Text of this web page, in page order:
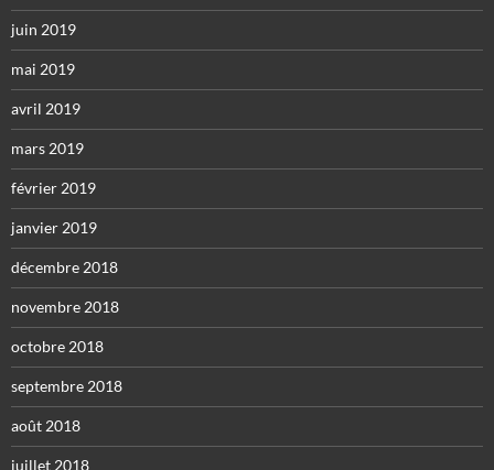
juin 2019
mai 2019
avril 2019
mars 2019
février 2019
janvier 2019
décembre 2018
novembre 2018
octobre 2018
septembre 2018
août 2018
juillet 2018